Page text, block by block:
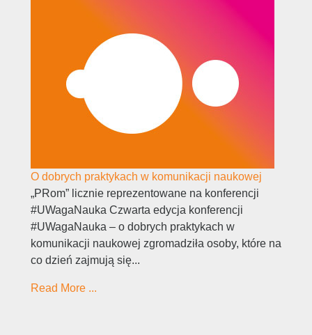
O dobrych praktykach w komunikacji naukowej
„PRom” licznie reprezentowane na konferencji
#UWagaNauka Czwarta edycja konferencji
#UWagaNauka – o dobrych praktykach w
komunikacji naukowej zgromadziła osoby, które na
co dzień zajmują się...
Read More ...